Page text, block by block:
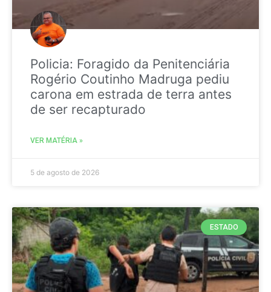
Policia: Foragido da Penitenciária
Rogério Coutinho Madruga pediu
carona em estrada de terra antes
de ser recapturado
VER MATÉRIA »
5 de agosto de 2026
ESTADO